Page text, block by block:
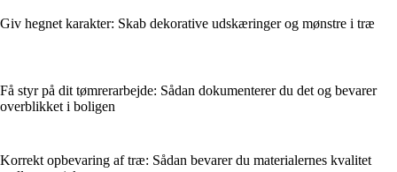
Giv hegnet karakter: Skab dekorative udskæringer og mønstre i træ
Få styr på dit tømrerarbejde: Sådan dokumenterer du det og bevarer
overblikket i boligen
Korrekt opbevaring af træ: Sådan bevarer du materialernes kvalitet